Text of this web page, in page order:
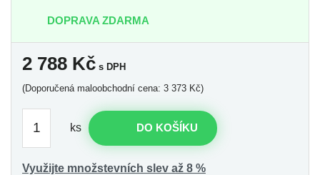
DOPRAVA ZDARMA
2 788 Kč s DPH
(Doporučená maloobchodní cena: 3 373 Kč)
ks DO KOŠÍKU
Využijte množstevních slev až 8 %